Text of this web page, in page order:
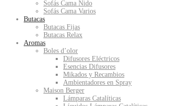
Sofás Cama Nido
Sofás Cama Varios
Butacas
Butacas Fijas
Butacas Relax
Aromas
Boles d’olor
Difusores Eléctricos
Esencias Difusores
Mikados y Recambios
Ambientadores en Spray
Maison Berger
Lámparas Catalíticas